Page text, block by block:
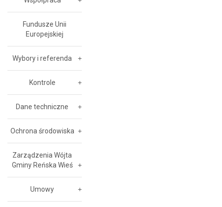
Fundusze Unii
Europejskiej
Wybory i referenda
Kontrole
Dane techniczne
Ochrona środowiska
Zarządzenia Wójta
Gminy Reńska Wieś
Umowy